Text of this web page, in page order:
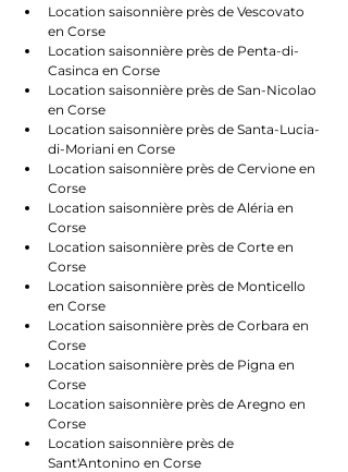
Location saisonnière près de Vescovato
en Corse
Location saisonnière près de Penta-di-
Casinca en Corse
Location saisonnière près de San-Nicolao
en Corse
Location saisonnière près de Santa-Lucia-
di-Moriani en Corse
Location saisonnière près de Cervione en
Corse
Location saisonnière près de Aléria en
Corse
Location saisonnière près de Corte en
Corse
Location saisonnière près de Monticello
en Corse
Location saisonnière près de Corbara en
Corse
Location saisonnière près de Pigna en
Corse
Location saisonnière près de Aregno en
Corse
Location saisonnière près de
Sant'Antonino en Corse